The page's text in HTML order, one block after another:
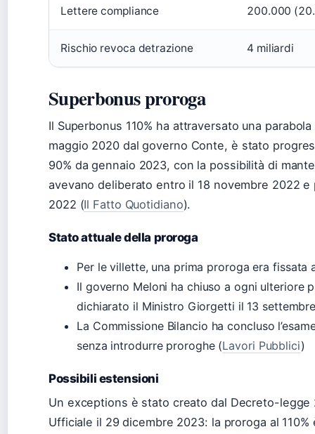
Lettere compliance 200.000
Rischio revoca detrazione 4 miliardi
Superbonus proroga
Il Superbonus 110% ha attraversato una
maggio 2020 dal governo Conte, è stato
90% da gennaio 2023, con la possibilità di
avevano deliberato entro il 18 novembre 2022
2022 (Il Fatto Quotidiano).
Stato attuale della proroga
Per le villette, una prima proroga era fissata
Il governo Meloni ha chiuso a ogni ulteriore
dichiarato il Ministro Giorgetti il 13
La Commissione Bilancio ha concluso
senza introdurre proroghe (Lavori Pubblici)
Possibili estensioni
Un exceptions è stato creato dal Decreto-legge
Ufficiale il 29 dicembre 2023: la proroga al